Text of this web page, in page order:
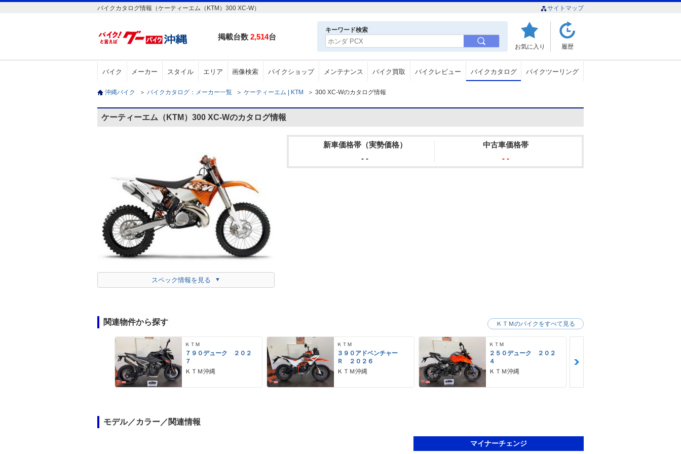
バイクカタログ情報（ケーティーエム（KTM）300 XC-W） サイトマップ
掲載台数 2,514台
キーワード検索
お気に入り 履歴
バイク メーカー スタイル エリア 画像検索 バイクショップ メンテナンス バイク買取 バイクレビュー バイクカタログ バイクツーリング
沖縄バイク ＞ バイクカタログ：メーカー一覧 ＞ ケーティーエム | KTM ＞ 300 XC-Wのカタログ情報
ケーティーエム（KTM）300 XC-Wのカタログ情報
スペック情報を見る
新車価格帯（実勢価格）
- -
中古車価格帯
- -
関連物件から探す
ＫＴＭ
７９０デューク ２０２
７
ＫＴＭ沖縄
ＫＴＭ
３９０アドベンチャー
Ｒ ２０２６
ＫＴＭ沖縄
ＫＴＭ
２５０デューク ２０２
４
ＫＴＭ沖縄
ＫＴＭのバイクをすべて見る
モデル／カラー／関連情報
マイナーチェンジ